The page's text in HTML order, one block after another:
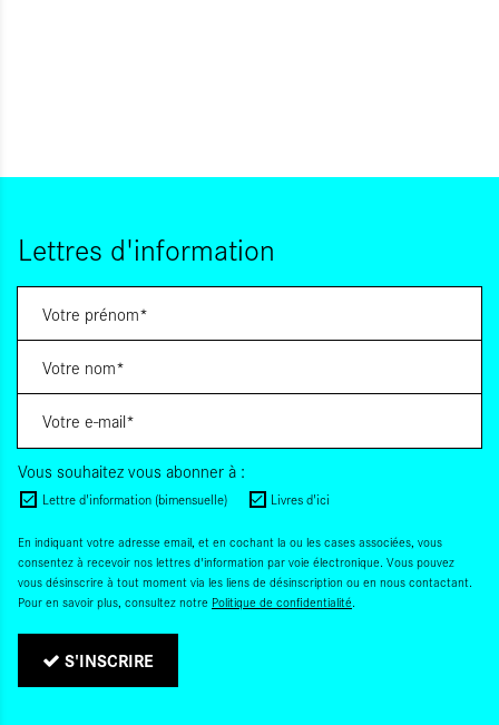
Lettres d'information
Vous souhaitez vous abonner à :
Lettre d'information (bimensuelle) Livres d'ici
En indiquant votre adresse email, et en cochant la ou les cases associées, vous
consentez à recevoir nos lettres d'information par voie électronique. Vous pouvez
vous désinscrire à tout moment via les liens de désinscription ou en nous contactant.
Pour en savoir plus, consultez notre Politique de confidentialité.
S'INSCRIRE